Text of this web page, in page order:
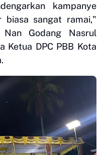
kampanye
biasa sangat ramai,"
Godang Nasrul
Ketua DPC PBB Kota